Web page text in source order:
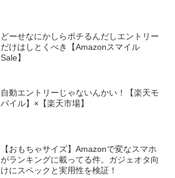
どーせなにかしらポチるんだしエントリー
だけはしとくべき【Amazonスマイル
Sale】
自動エントリーじゃないんかい！【楽天モ
バイル】×【楽天市場】
【おもちゃサイズ】Amazonで変なスマホ
がランキングに載ってる件。ガジェオタ向
けにスペックと実用性を検証！